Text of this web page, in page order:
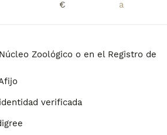
€
Zoológico o en el Registro de
verificada